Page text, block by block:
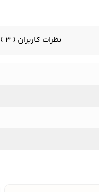
نظرات کاربران ( 3 )